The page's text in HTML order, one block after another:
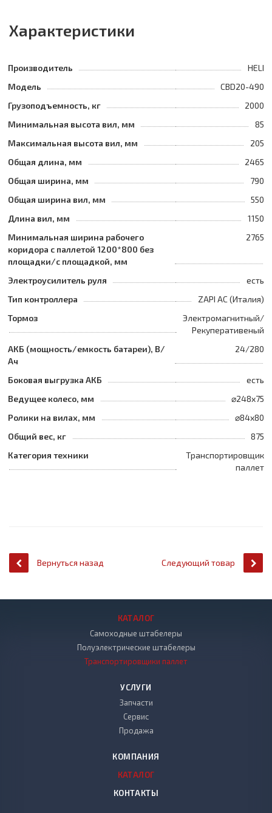
Характеристики
Производитель
HELI
Модель
CBD20-490
Грузоподъемность, кг
2000
Минимальная высота вил, мм
85
Максимальная высота вил, мм
205
Общая длина, мм
2465
Общая ширина, мм
790
Общая ширина вил, мм
550
Длина вил, мм
1150
Минимальная ширина рабочего
коридора с паллетой 1200*800 без
площадки/с площадкой, мм
2765
Электроусилитель руля
есть
Тип контроллера
ZAPI AC (Италия)
Тормоз
Электромагнитный/
Рекуперативеный
АКБ (мощность/емкость батареи), В/
Ач
24/280
Боковая выгрузка АКБ
есть
Ведущее колесо, мм
⌀248x75
Ролики на вилах, мм
⌀84x80
Общий вес, кг
875
Категория техники
Транспортировщик
паллет
Вернуться назад Следующий товар
КАТАЛОГ
Самоходные штабелеры
Полуэлектрические штабелеры
Транспортировщики паллет
УСЛУГИ
Запчасти
Сервис
Продажа
КОМПАНИЯ
КАТАЛОГ
КОНТАКТЫ